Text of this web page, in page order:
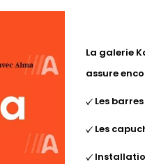
La galerie
assure
Les
Les